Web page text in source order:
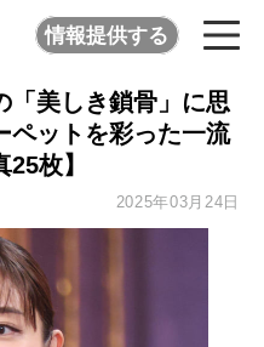
情報提供する
「美しき鎖骨」に思
ットを彩った一流
枚】
2025年03月24日